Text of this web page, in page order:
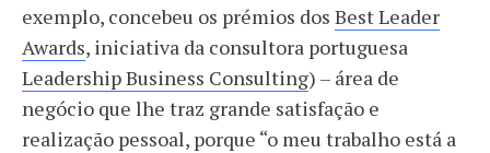
exemplo, concebeu os prémios dos Best Leader
Awards, iniciativa da consultora portuguesa
Leadership Business Consulting) – área de
negócio que lhe traz grande satisfação e
realização pessoal, porque “o meu trabalho está a